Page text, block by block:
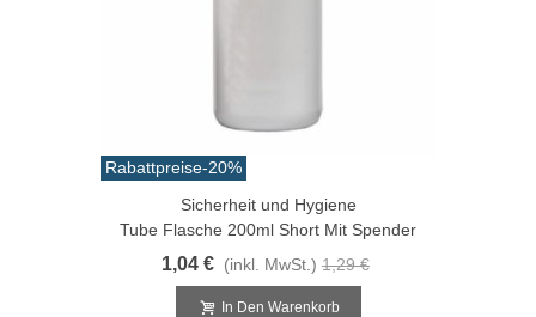
Rabattpreise-20%
Sicherheit und Hygiene
Tube Flasche 200ml Short Mit Spender
1,04 € (inkl. MwSt.) 1,29 €
In Den Warenkorb